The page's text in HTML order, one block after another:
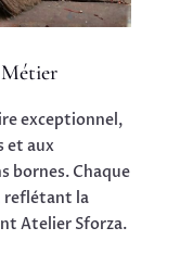
exceptionnel,
et aux
bornes. Chaque
reflétant la
Atelier Sforza.